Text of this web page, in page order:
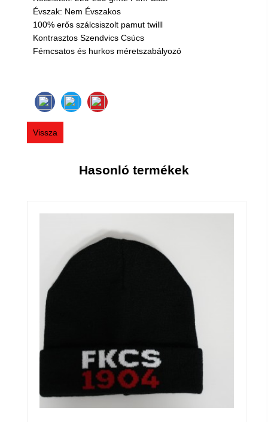
Évszak: Nem Évszakos
100% erős szálcsiszolt pamut twilll
Kontrasztos Szendvics Csúcs
Fémcsatos és hurkos méretszabályozó
Vissza
Hasonló termékek